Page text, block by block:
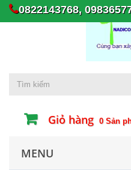
0822143768,
Giỏ hàng 0 Sản
MENU